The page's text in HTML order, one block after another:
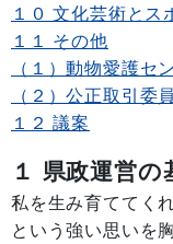
１０ 文化芸術とス
１１ その他
（１）動物愛護セ
（２）公正取引委
１２ 議案
１ 県政運営の
私を生み育ててく
という強い思いを